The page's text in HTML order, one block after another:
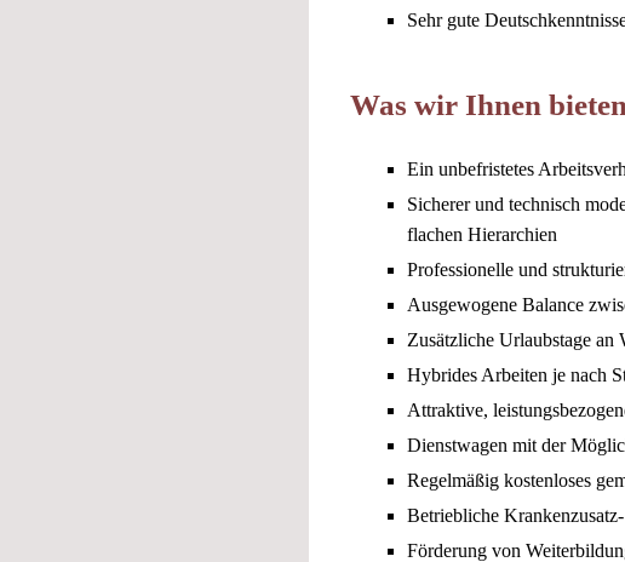
Sehr gute
Was wir Ihnen bieten
Ein unbefristetes
Sicherer und technisch
flachen Hierarchien
Professionelle und
Ausgewogene Balance
Zusätzliche Urlaubstage an
Hybrides Arbeiten je nach
Attraktive,
Dienstwagen mit der
Regelmäßig kostenloses
Betriebliche
Förderung von